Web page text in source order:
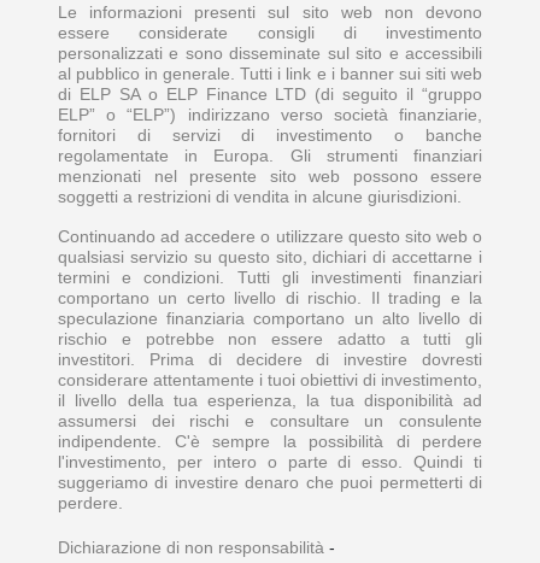
Le informazioni presenti sul sito web non devono
essere considerate consigli di investimento
personalizzati e sono disseminate sul sito e accessibili
al pubblico in generale. Tutti i link e i banner sui siti web
di ELP SA o ELP Finance LTD (di seguito il “gruppo
ELP” o “ELP”) indirizzano verso società finanziarie,
fornitori di servizi di investimento o banche
regolamentate in Europa. Gli strumenti finanziari
menzionati nel presente sito web possono essere
soggetti a restrizioni di vendita in alcune giurisdizioni.
Continuando ad accedere o utilizzare questo sito web o
qualsiasi servizio su questo sito, dichiari di accettarne i
termini e condizioni. Tutti gli investimenti finanziari
comportano un certo livello di rischio. Il trading e la
speculazione finanziaria comportano un alto livello di
rischio e potrebbe non essere adatto a tutti gli
investitori. Prima di decidere di investire dovresti
considerare attentamente i tuoi obiettivi di investimento,
il livello della tua esperienza, la tua disponibilità ad
assumersi dei rischi e consultare un consulente
indipendente. C'è sempre la possibilità di perdere
l'investimento, per intero o parte di esso. Quindi ti
suggeriamo di investire denaro che puoi permetterti di
perdere.
Dichiarazione di non responsabilità -